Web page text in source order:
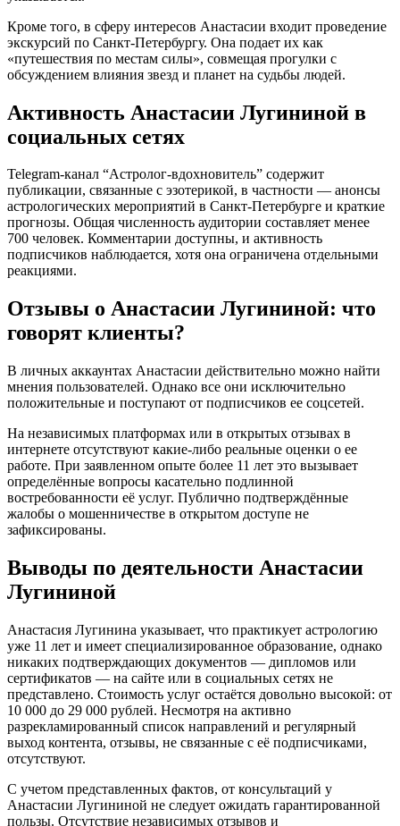
Кроме того, в сферу интересов Анастасии входит проведение
экскурсий по Санкт-Петербургу. Она подает их как
«путешествия по местам силы», совмещая прогулки с
обсуждением влияния звезд и планет на судьбы людей.
Активность Анастасии Лугининой в
социальных сетях
Telegram-канал “Астролог-вдохновитель” содержит
публикации, связанные с эзотерикой, в частности — анонсы
астрологических мероприятий в Санкт-Петербурге и краткие
прогнозы. Общая численность аудитории составляет менее
700 человек. Комментарии доступны, и активность
подписчиков наблюдается, хотя она ограничена отдельными
реакциями.
Отзывы о Анастасии Лугининой: что
говорят клиенты?
В личных аккаунтах Анастасии действительно можно найти
мнения пользователей. Однако все они исключительно
положительные и поступают от подписчиков ее соцсетей.
На независимых платформах или в открытых отзывах в
интернете отсутствуют какие-либо реальные оценки о ее
работе. При заявленном опыте более 11 лет это вызывает
определённые вопросы касательно подлинной
востребованности её услуг. Публично подтверждённые
жалобы о мошенничестве в открытом доступе не
зафиксированы.
Выводы по деятельности Анастасии
Лугининой
Анастасия Лугинина указывает, что практикует астрологию
уже 11 лет и имеет специализированное образование, однако
никаких подтверждающих документов — дипломов или
сертификатов — на сайте или в социальных сетях не
представлено. Стоимость услуг остаётся довольно высокой: от
10 000 до 29 000 рублей. Несмотря на активно
разрекламированный список направлений и регулярный
выход контента, отзывы, не связанные с её подписчиками,
отсутствуют.
С учетом представленных фактов, от консультаций у
Анастасии Лугининой не следует ожидать гарантированной
пользы. Отсутствие независимых отзывов и